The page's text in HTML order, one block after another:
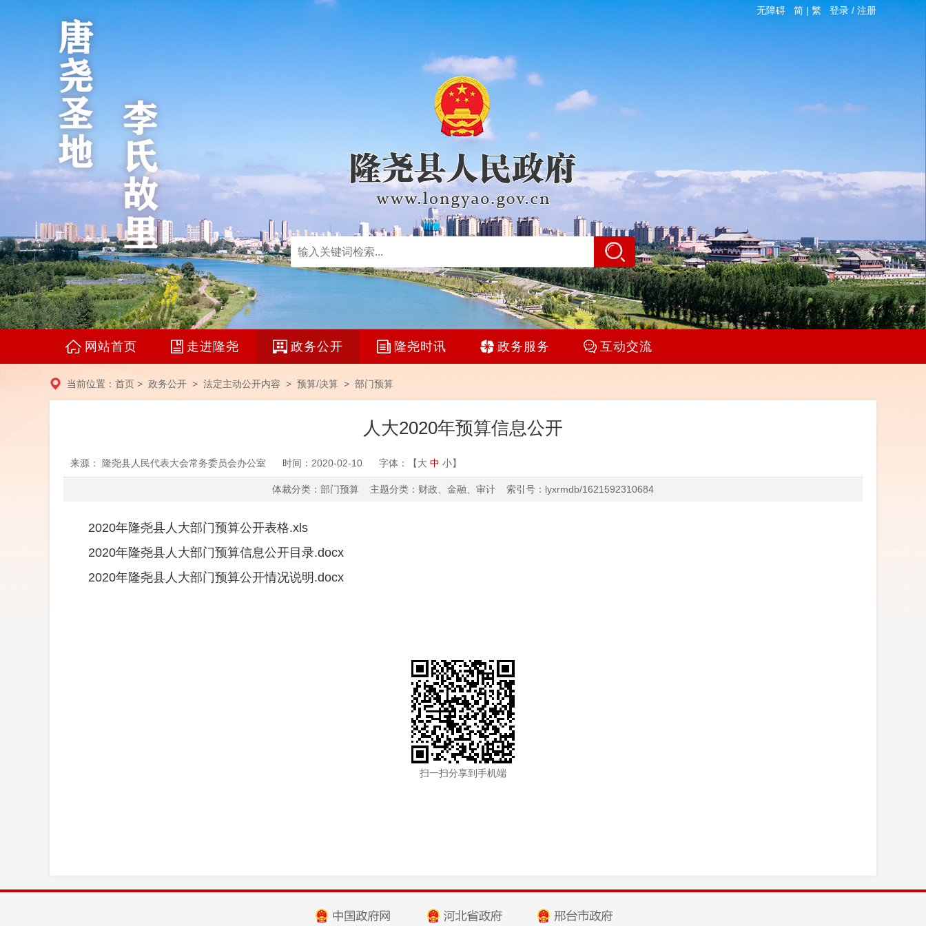
无障碍 简 |繁 登录/ 注册
网站首页 走进隆尧 政务公开 隆尧时讯 政务服务 互动交流
当前位置： 首页 > 政务公开 > 法定主动公开内容 > 预算/决算 > 部门预算
人大2020年预算信息公开
来源： 隆尧县人民代表大会常务委员会办公室 时间：2020-02-10 字体：【大 中 小】
体裁分类：部门预算 主题分类：财政、金融、审计 索引号：lyxrmdb/1621592310684
2020年隆尧县人大部门预算公开表格.xls
2020年隆尧县人大部门预算信息公开目录.docx
2020年隆尧县人大部门预算公开情况说明 .docx
扫一扫分享到手机端